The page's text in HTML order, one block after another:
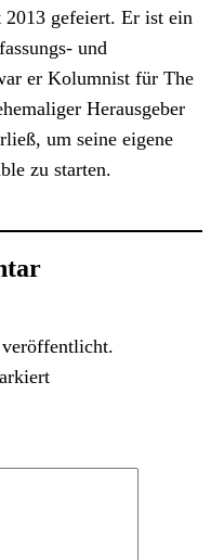
2013 gefeiert. Er ist ein
und
er Kolumnist für The
Herausgeber
um seine eigene
zu starten.